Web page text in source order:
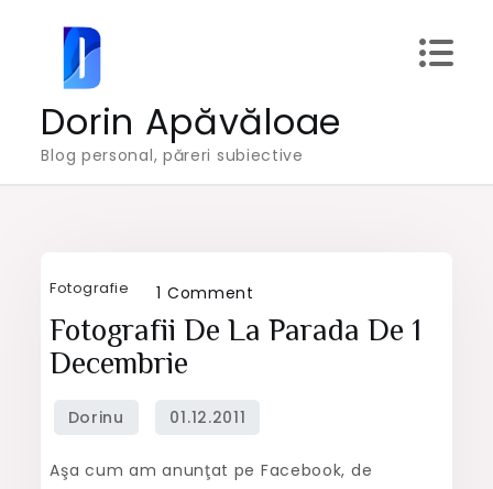
content
Dorin Apăvăloae
Blog personal, păreri subiective
Fotografie 1 Comment
Fotografii
1
Fotografii De La Parada De 1
Decembrie
Aşa cum am anunţat pe Facebook, de